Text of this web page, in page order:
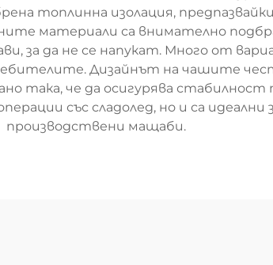
топлинна изолация,
материали са внимателно
за да не се напукат. Много от
Дизайнът на чашите
така, че да осигурява стабилност
със сладолед, но и са
производствени мащаби.